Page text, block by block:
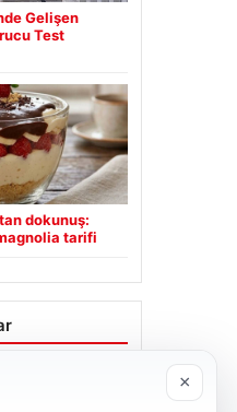
Gelişen
Test
dokunuş:
tarifi
×